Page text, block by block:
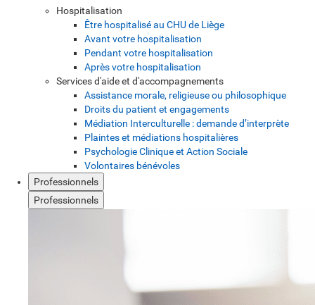
Hospitalisation
Être hospitalisé au CHU de Liège
Avant votre hospitalisation
Pendant votre hospitalisation
Après votre hospitalisation
Services d'aide et d'accompagnements
Assistance morale, religieuse ou philosophique
Droits du patient et engagements
Médiation Interculturelle : demande d’interprète
Plaintes et médiations hospitalières
Psychologie Clinique et Action Sociale
Volontaires bénévoles
Professionnels
Professionnels